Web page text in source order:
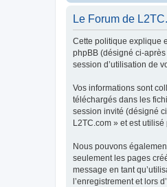
Le Forum de
Cette politique explique
phpBB (désigné ci-
session d’utilisation de
Vos informations sont
téléchargés dans les
session invité (désigné
L2TC.com » et est
Nous pouvons
seulement les pages
message en tant
l’enregistrement et lors